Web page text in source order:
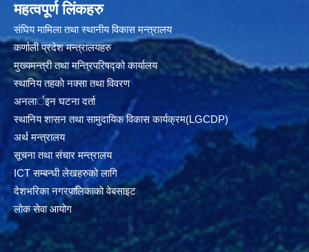
महत्वपूर्ण लिंकहरु
संघिय मामिला तथा स्थानीय विकास मन्त्रालय
कर्णाली प्रदेश मन्त्रालयहरु
मुख्यमन्त्री तथा मन्त्रिपरिषद्को कार्यालय
स्थानिय तहकाे नक्सा तथा विवरण
अनलार्इन घटना दर्ता
स्थानिय शासन तथा सामुदायिक विकास कार्यक्रम(LGCDP)
अर्थ मन्त्रालय
सूचना तथा संचार मन्त्रालय
ICT सम्बन्धी लेखहरुको लागि
देशभरिका नगरपालिकाको वेबसाइट
लोक सेवा आयोग